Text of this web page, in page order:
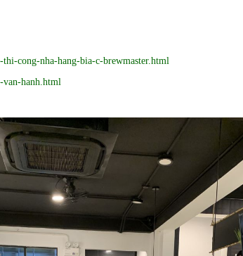
cong-nha-hang-bia-c-brewmaster.html
van-hanh.html